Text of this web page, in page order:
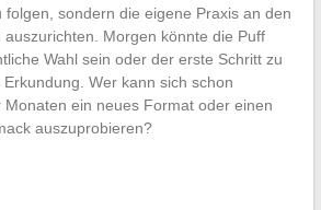
sondern die eigene Praxis an den
Morgen könnte die Puff
Wahl sein oder der erste Schritt zu
Wer kann sich schon
ein neues Format oder einen
auszuprobieren?